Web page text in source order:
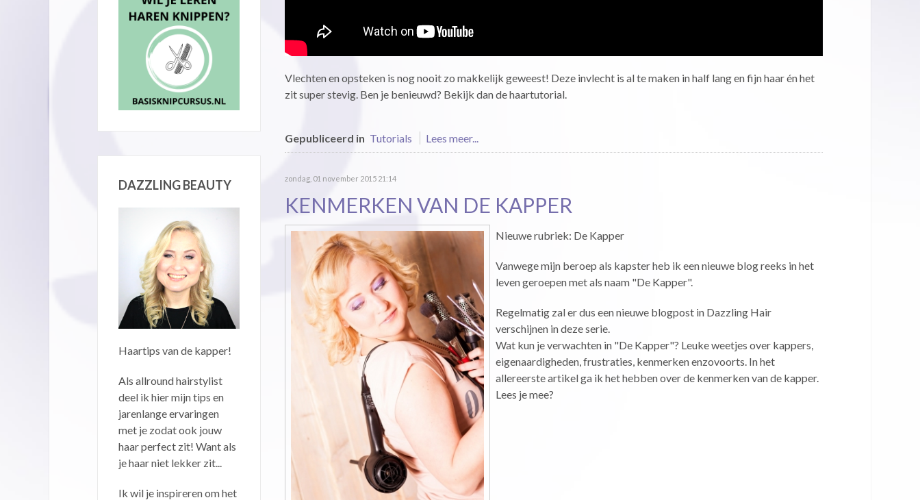
Vlechten en opsteken is nog nooit zo makkelijk geweest! Deze invlecht is al te maken in half lang en fijn haar én het
zit super stevig. Ben je benieuwd? Bekijk dan de haartutorial.
Gepubliceerd in Tutorials Lees meer...
zondag, 01 november 2015 21:14
KENMERKEN VAN DE KAPPER
Nieuwe rubriek: De Kapper
Vanwege mijn beroep als kapster heb ik een nieuwe blog reeks in het
leven geroepen met als naam "De Kapper".
Regelmatig zal er dus een nieuwe blogpost in Dazzling Hair
verschijnen in deze serie.
Wat kun je verwachten in "De Kapper"? Leuke weetjes over kappers,
eigenaardigheden, frustraties, kenmerken enzovoorts. In het
allereerste artikel ga ik het hebben over de kenmerken van de kapper.
Lees je mee?
DAZZLING BEAUTY
Haartips van de kapper!
Als allround hairstylist
deel ik hier mijn tips en
jarenlange ervaringen
met je zodat ook jouw
haar perfect zit! Want als
je haar niet lekker zit...
Ik wil je inspireren om het